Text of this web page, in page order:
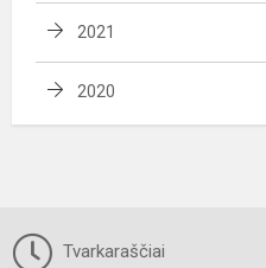
2021
2020
Tvarkaraščiai